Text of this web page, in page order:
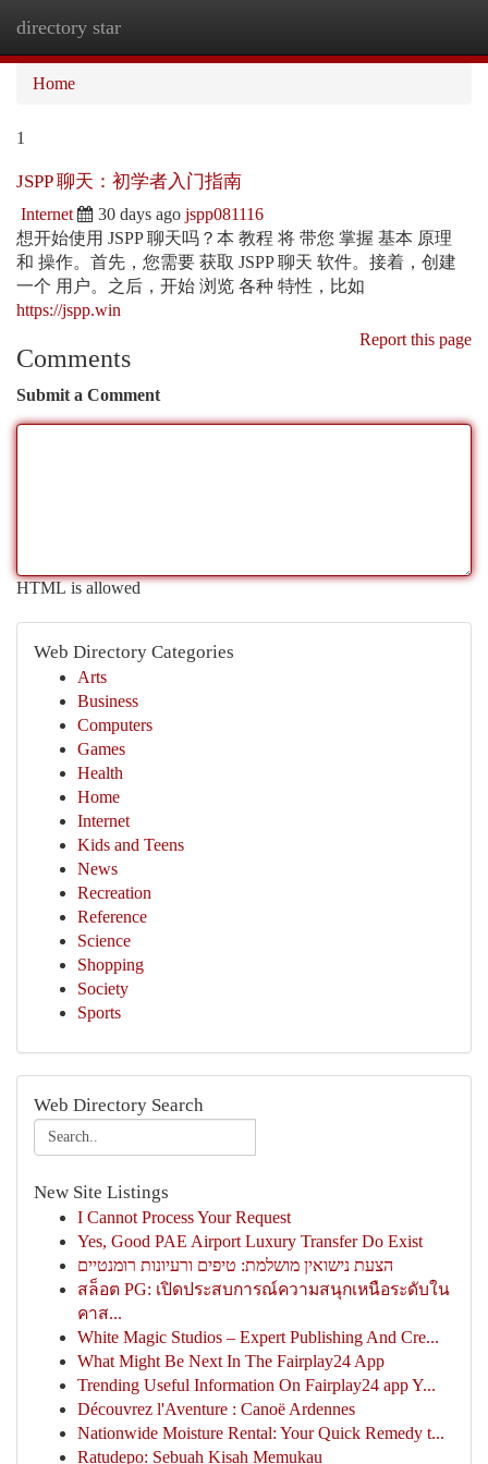
directory star
Home
1
JSPP 聊天：初学者入门指南
Internet 30 days ago jspp081116
想开始使用 JSPP 聊天吗？本 教程 将 带您 掌握 基本 原理
和 操作。首先，您需要 获取 JSPP 聊天 软件。接着，创建
一个 用户。之后，开始 浏览 各种 特性，比如
https://jspp.win
Report this page
Comments
Submit a Comment
HTML is allowed
Web Directory Categories
Arts
Business
Computers
Games
Health
Home
Internet
Kids and Teens
News
Recreation
Reference
Science
Shopping
Society
Sports
Web Directory Search
New Site Listings
I Cannot Process Your Request
Yes, Good PAE Airport Luxury Transfer Do Exist
הצעת נישואין מושלמת: טיפים ורעיונות רומנטיים
สล็อต PG: เปิดประสบการณ์ความสนุกเหนือระดับใน
คาส...
White Magic Studios – Expert Publishing And Cre...
What Might Be Next In The Fairplay24 App
Trending Useful Information On Fairplay24 app Y...
Découvrez l'Aventure : Canoë Ardennes
Nationwide Moisture Rental: Your Quick Remedy t...
Ratudepo: Sebuah Kisah Memukau